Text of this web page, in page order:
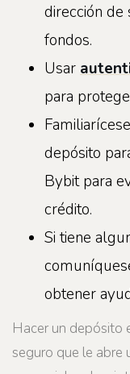
dirección
fondos.
Usar
para
depósito
Bybit para
crédito.
Si tiene
obtener
Hacer un depósito
seguro que le abre